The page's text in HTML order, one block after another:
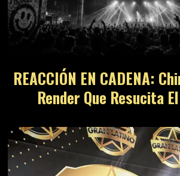
REACCIÓN EN CADENA:
Render Que Resucita